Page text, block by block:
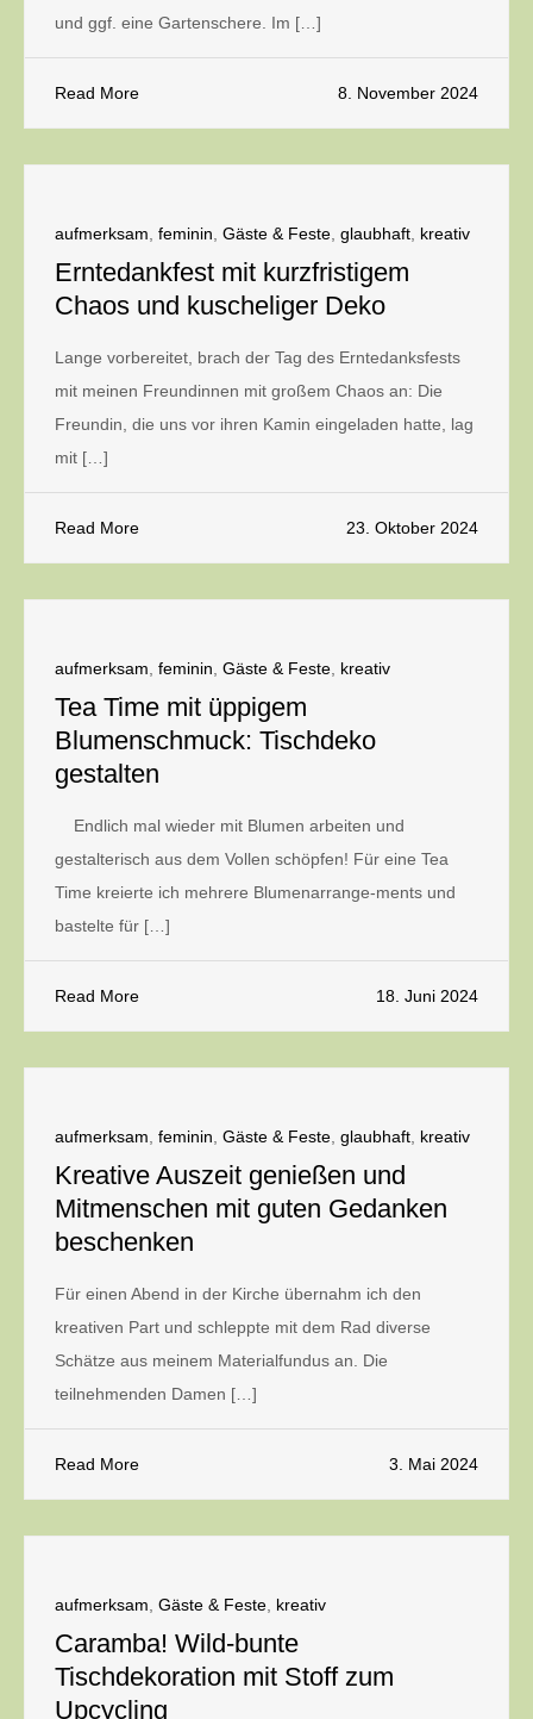
und ggf. eine Gartenschere. Im […]
Read More 8. November 2024
aufmerksam feminin Gäste & Feste glaubhaft kreativ
Erntedankfest mit kurzfristigem
Chaos und kuscheliger Deko
Lange vorbereitet, brach der Tag des Erntedanksfests
mit meinen Freundinnen mit großem Chaos an: Die
Freundin, die uns vor ihren Kamin eingeladen hatte, lag
mit […]
Read More 23. Oktober 2024
aufmerksam feminin Gäste & Feste kreativ
Tea Time mit üppigem
Blumenschmuck: Tischdeko
gestalten
Endlich mal wieder mit Blumen arbeiten und
gestalterisch aus dem Vollen schöpfen! Für eine Tea
Time kreierte ich mehrere Blumenarrange-ments und
bastelte für […]
Read More 18. Juni 2024
aufmerksam feminin Gäste & Feste glaubhaft kreativ
Kreative Auszeit genießen und
Mitmenschen mit guten Gedanken
beschenken
Für einen Abend in der Kirche übernahm ich den
kreativen Part und schleppte mit dem Rad diverse
Schätze aus meinem Materialfundus an. Die
teilnehmenden Damen […]
Read More 3. Mai 2024
aufmerksam Gäste & Feste kreativ
Caramba! Wild-bunte
Tischdekoration mit Stoff zum
Upcycling